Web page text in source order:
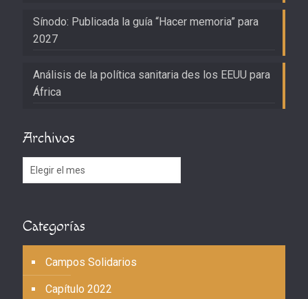
Sínodo: Publicada la guía “Hacer memoria” para
2027
Análisis de la política sanitaria des los EEUU para
África
Archivos
Archivos
Categorías
Campos Solidarios
Capítulo 2022